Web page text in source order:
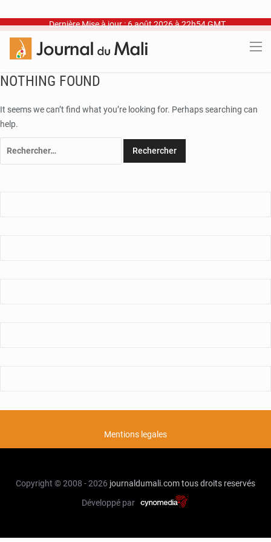
Dernière Mise à jour : 6 août 2026 à 22h54 GMT
NOTHING FOUND
It seems we can’t find what you’re looking for. Perhaps searching can
help.
Mentions legales
Copyright © 2008 - 2026 journaldumali.comtous droits reservés
Développé par